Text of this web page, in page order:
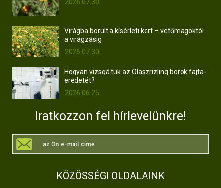
2026.07.30.
Virágba borult a kísérleti kert – vetőmagoktól
a virágzásig
2026.07.30.
Hogyan vizsgáltuk az Olaszrizling borok fajta-
eredetét?
2026.06.25.
Iratkozzon fel hírlevelünkre!
KÖZÖSSÉGI OLDALAINK